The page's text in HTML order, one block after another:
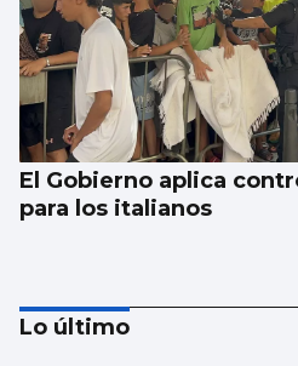
El Gobierno aplica
para los italianos
Lo último